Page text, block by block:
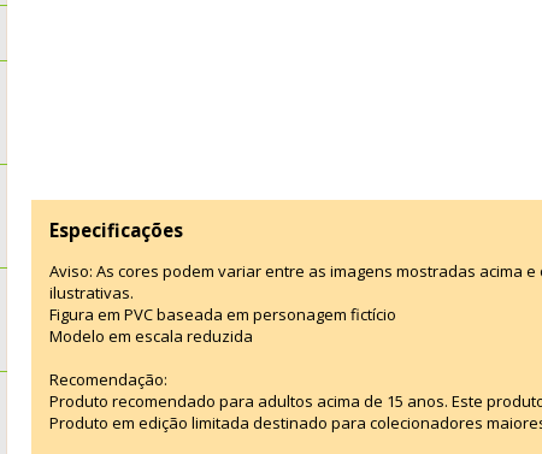
Especificações
Aviso: As cores podem variar entre as imagens mostradas acima
ilustrativas.
Figura em PVC baseada em personagem fictício
Modelo em escala reduzida
Recomendação:
Produto recomendado para adultos acima de 15 anos. Este
Produto em edição limitada destinado para colecionadores